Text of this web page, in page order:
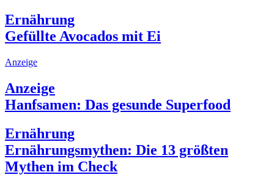
Ernährung
Gefüllte Avocados mit Ei
Anzeige
Anzeige
Hanfsamen: Das gesunde Superfood
Ernährung
Ernährungsmythen: Die 13 größten
Mythen im Check